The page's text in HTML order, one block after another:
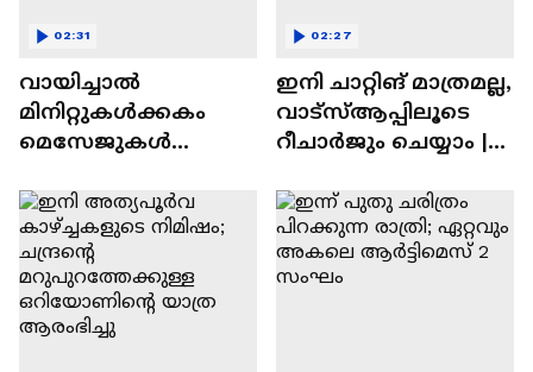
വായിച്ചാൽ
മിനിറ്റുകൾക്കകം
മെസേജുകള്‍
WhatsApp | Tech Talk
02:31
ഇനി ചാറ്റിങ് മാത്രമല്ല,
വാട്‌സ്‌ആപ്പിലൂടെ
റീചാർജും ചെയ്യാം |
Tech Talk
02:27